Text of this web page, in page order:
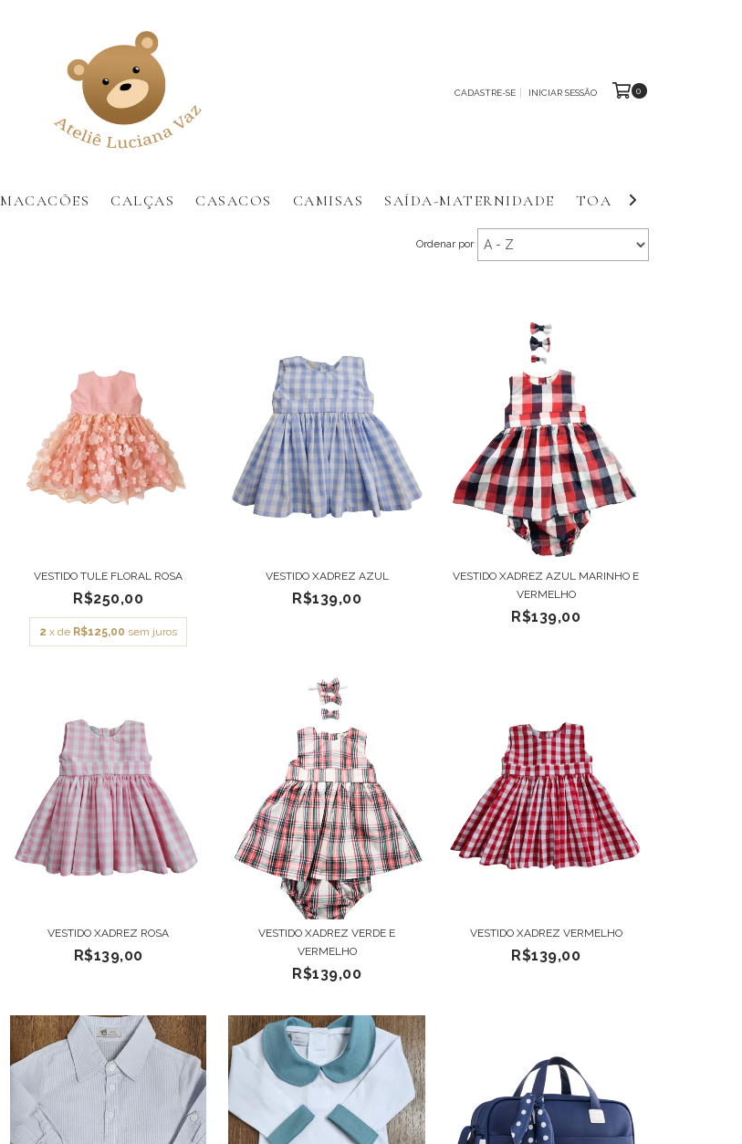
CADASTRE-SE INICIAR SESSÃO 0
MACACÕES CALÇAS CASACOS CAMISAS SAÍDA-MATERNIDADE TOALHAS E
Ordenar por
VESTIDO TULE FLORAL ROSA
R$250,00
2 x de R$125,00 sem juros
VESTIDO XADREZ AZUL
R$139,00
VESTIDO XADREZ AZUL MARINHO E
VERMELHO
R$139,00
VESTIDO XADREZ ROSA
R$139,00
VESTIDO XADREZ VERDE E
VERMELHO
R$139,00
VESTIDO XADREZ VERMELHO
R$139,00